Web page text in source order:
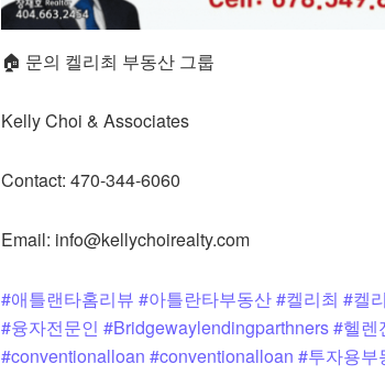
🏠 문의 켈리최 부동산 그룹
Kelly Choi & Associates
Contact: 470-344-6060
Email: info@kellychoirealty.com
#애틀랜타홈리뷰 #아틀란타부동산#켈리최 #켈
#융자전문인 #Bridgewaylendingparthners#헬렌
#conventionalloan #conventionalloan #투자용부